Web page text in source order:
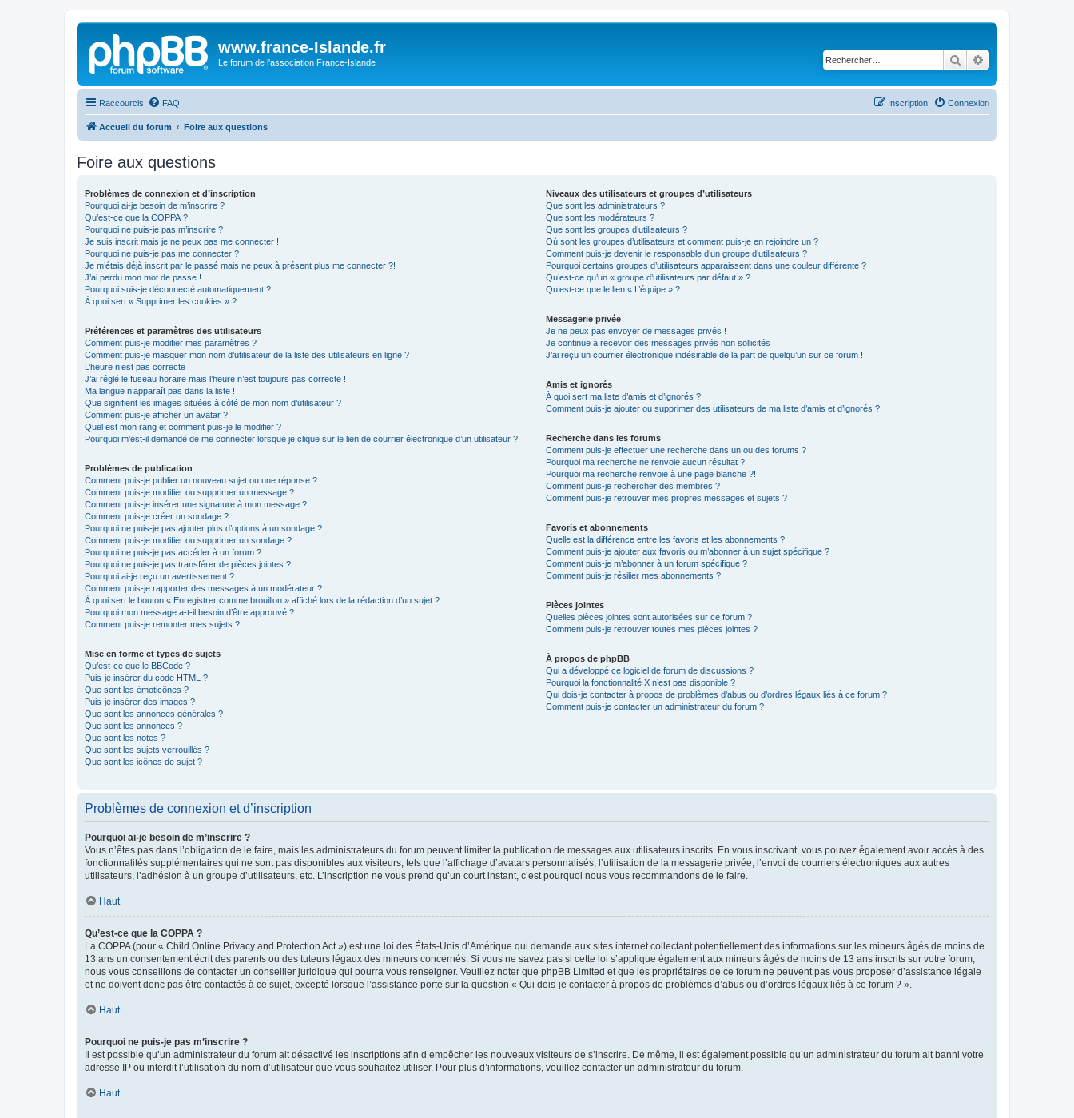
www.france-Islande.fr
Le forum de l'association France-Islande Rechercher
Raccourcis FAQ Connexion
Inscription
Accueil du forum Foire aux questions
Foire aux questions
Problèmes de connexion et d’inscription
Pourquoi ai-je besoin de m’inscrire ?
Qu’est-ce que la COPPA ?
Pourquoi ne puis-je pas m’inscrire ?
Je suis inscrit mais je ne peux pas me connecter !
Pourquoi ne puis-je pas me connecter ?
Je m’étais déjà inscrit par le passé mais ne peux à présent plus me connecter ?!
J’ai perdu mon mot de passe !
Pourquoi suis-je déconnecté automatiquement ?
À quoi sert « Supprimer les cookies » ?
Préférences et paramètres des utilisateurs
Comment puis-je modifier mes paramètres ?
Comment puis-je masquer mon nom d’utilisateur de la liste des utilisateurs en ligne ?
L’heure n’est pas correcte !
J’ai réglé le fuseau horaire mais l’heure n’est toujours pas correcte !
Ma langue n’apparaît pas dans la liste !
Que signifient les images situées à côté de mon nom d’utilisateur ?
Comment puis-je afficher un avatar ?
Quel est mon rang et comment puis-je le modifier ?
Pourquoi m’est-il demandé de me connecter lorsque je clique sur le lien de courrier électronique d’un utilisateur ?
Problèmes de publication
Comment puis-je publier un nouveau sujet ou une réponse ?
Comment puis-je modifier ou supprimer un message ?
Comment puis-je insérer une signature à mon message ?
Comment puis-je créer un sondage ?
Pourquoi ne puis-je pas ajouter plus d’options à un sondage ?
Comment puis-je modifier ou supprimer un sondage ?
Pourquoi ne puis-je pas accéder à un forum ?
Pourquoi ne puis-je pas transférer de pièces jointes ?
Pourquoi ai-je reçu un avertissement ?
Comment puis-je rapporter des messages à un modérateur ?
À quoi sert le bouton « Enregistrer comme brouillon » affiché lors de la rédaction d’un sujet ?
Pourquoi mon message a-t-il besoin d’être approuvé ?
Comment puis-je remonter mes sujets ?
Mise en forme et types de sujets
Qu’est-ce que le BBCode ?
Puis-je insérer du code HTML ?
Que sont les émoticônes ?
Puis-je insérer des images ?
Que sont les annonces générales ?
Que sont les annonces ?
Que sont les notes ?
Que sont les sujets verrouillés ?
Que sont les icônes de sujet ?
Niveaux des utilisateurs et groupes d’utilisateurs
Que sont les administrateurs ?
Que sont les modérateurs ?
Que sont les groupes d’utilisateurs ?
Où sont les groupes d’utilisateurs et comment puis-je en rejoindre un ?
Comment puis-je devenir le responsable d’un groupe d’utilisateurs ?
Pourquoi certains groupes d’utilisateurs apparaissent dans une couleur différente ?
Qu’est-ce qu’un « groupe d’utilisateurs par défaut » ?
Qu’est-ce que le lien « L’équipe » ?
Messagerie privée
Je ne peux pas envoyer de messages privés !
Je continue à recevoir des messages privés non sollicités !
J’ai reçu un courrier électronique indésirable de la part de quelqu’un sur ce forum !
Amis et ignorés
À quoi sert ma liste d’amis et d’ignorés ?
Comment puis-je ajouter ou supprimer des utilisateurs de ma liste d’amis et d’ignorés ?
Recherche dans les forums
Comment puis-je effectuer une recherche dans un ou des forums ?
Pourquoi ma recherche ne renvoie aucun résultat ?
Pourquoi ma recherche renvoie à une page blanche ?!
Comment puis-je rechercher des membres ?
Comment puis-je retrouver mes propres messages et sujets ?
Favoris et abonnements
Quelle est la différence entre les favoris et les abonnements ?
Comment puis-je ajouter aux favoris ou m’abonner à un sujet spécifique ?
Comment puis-je m’abonner à un forum spécifique ?
Comment puis-je résilier mes abonnements ?
Pièces jointes
Quelles pièces jointes sont autorisées sur ce forum ?
Comment puis-je retrouver toutes mes pièces jointes ?
À propos de phpBB
Qui a développé ce logiciel de forum de discussions ?
Pourquoi la fonctionnalité X n’est pas disponible ?
Qui dois-je contacter à propos de problèmes d’abus ou d’ordres légaux liés à ce forum ?
Comment puis-je contacter un administrateur du forum ?
Problèmes de connexion et d’inscription
Pourquoi ai-je besoin de m’inscrire ?
Vous n’êtes pas dans l’obligation de le faire, mais les administrateurs du forum peuvent limiter la publication de messages aux utilisateurs inscrits. En vous inscrivant, vous pouvez également avoir accès à des
fonctionnalités supplémentaires qui ne sont pas disponibles aux visiteurs, tels que l’affichage d’avatars personnalisés, l’utilisation de la messagerie privée, l’envoi de courriers électroniques aux autres
utilisateurs, l’adhésion à un groupe d’utilisateurs, etc. L’inscription ne vous prend qu’un court instant, c’est pourquoi nous vous recommandons de le faire.
Haut
Qu’est-ce que la COPPA ?
La COPPA (pour « Child Online Privacy and Protection Act ») est une loi des États-Unis d’Amérique qui demande aux sites internet collectant potentiellement des informations sur les mineurs âgés de moins de
13 ans un consentement écrit des parents ou des tuteurs légaux des mineurs concernés. Si vous ne savez pas si cette loi s’applique également aux mineurs âgés de moins de 13 ans inscrits sur votre forum,
nous vous conseillons de contacter un conseiller juridique qui pourra vous renseigner. Veuillez noter que phpBB Limited et que les propriétaires de ce forum ne peuvent pas vous proposer d’assistance légale
et ne doivent donc pas être contactés à ce sujet, excepté lorsque l’assistance porte sur la question « Qui dois-je contacter à propos de problèmes d’abus ou d’ordres légaux liés à ce forum ? ».
Haut
Pourquoi ne puis-je pas m’inscrire ?
Il est possible qu’un administrateur du forum ait désactivé les inscriptions afin d’empêcher les nouveaux visiteurs de s’inscrire. De même, il est également possible qu’un administrateur du forum ait banni votre
adresse IP ou interdit l’utilisation du nom d’utilisateur que vous souhaitez utiliser. Pour plus d’informations, veuillez contacter un administrateur du forum.
Haut